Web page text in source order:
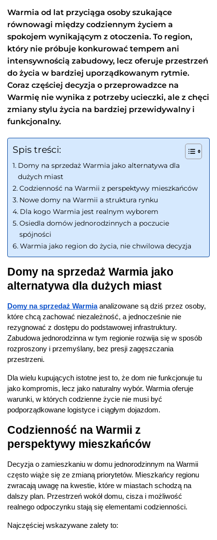
Warmia od lat przyciąga osoby szukające
równowagi między codziennym życiem a
spokojem wynikającym z otoczenia. To region,
który nie próbuje konkurować tempem ani
intensywnością zabudowy, lecz oferuje przestrzeń
do życia w bardziej uporządkowanym rytmie.
Coraz częściej decyzja o przeprowadzce na
Warmię nie wynika z potrzeby ucieczki, ale z chęci
zmiany stylu życia na bardziej przewidywalny i
funkcjonalny.
Spis treści:
Domy na sprzedaż Warmia jako alternatywa dla
dużych miast
Codzienność na Warmii z perspektywy mieszkańców
Nowe domy na Warmii a struktura rynku
Dla kogo Warmia jest realnym wyborem
Osiedla domów jednorodzinnych a poczucie
spójności
Warmia jako region do życia, nie chwilowa decyzja
Domy na sprzedaż Warmia jako
alternatywa dla dużych miast
Domy na sprzedaż Warmia analizowane są dziś przez osoby,
które chcą zachować niezależność, a jednocześnie nie
rezygnować z dostępu do podstawowej infrastruktury.
Zabudowa jednorodzinna w tym regionie rozwija się w sposób
rozproszony i przemyślany, bez presji zagęszczania
przestrzeni.
Dla wielu kupujących istotne jest to, że dom nie funkcjonuje tu
jako kompromis, lecz jako naturalny wybór. Warmia oferuje
warunki, w których codzienne życie nie musi być
podporządkowane logistyce i ciągłym dojazdom.
Codzienność na Warmii z
perspektywy mieszkańców
Decyzja o zamieszkaniu w domu jednorodzinnym na Warmii
często wiąże się ze zmianą priorytetów. Mieszkańcy regionu
zwracają uwagę na kwestie, które w miastach schodzą na
dalszy plan. Przestrzeń wokół domu, cisza i możliwość
realnego odpoczynku stają się elementami codzienności.
Najczęściej wskazywane zalety to: